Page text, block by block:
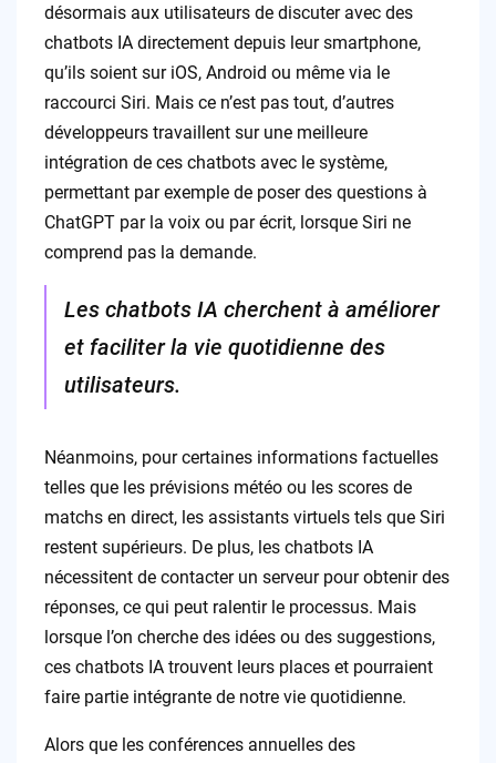
désormais aux utilisateurs de discuter avec des
chatbots IA directement depuis leur smartphone,
qu’ils soient sur iOS, Android ou même via le
raccourci Siri. Mais ce n’est pas tout, d’autres
développeurs travaillent sur une meilleure
intégration de ces chatbots avec le système,
permettant par exemple de poser des questions à
ChatGPT par la voix ou par écrit, lorsque Siri ne
comprend pas la demande.
Les chatbots IA cherchent à améliorer
et faciliter la vie quotidienne des
utilisateurs.
Néanmoins, pour certaines informations factuelles
telles que les prévisions météo ou les scores de
matchs en direct, les assistants virtuels tels que Siri
restent supérieurs. De plus, les chatbots IA
nécessitent de contacter un serveur pour obtenir des
réponses, ce qui peut ralentir le processus. Mais
lorsque l’on cherche des idées ou des suggestions,
ces chatbots IA trouvent leurs places et pourraient
faire partie intégrante de notre vie quotidienne.
Alors que les conférences annuelles des